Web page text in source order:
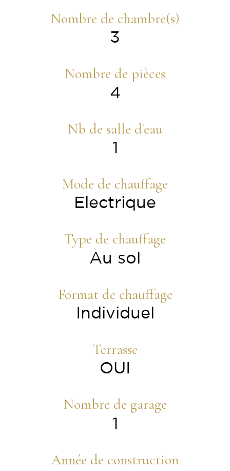
Nombre de chambre(s)
3
Nombre de pièces
4
Nb de salle d'eau
1
Mode de chauffage
Electrique
Type de chauffage
Au sol
Format de chauffage
Individuel
Terrasse
OUI
Nombre de garage
1
Année de construction